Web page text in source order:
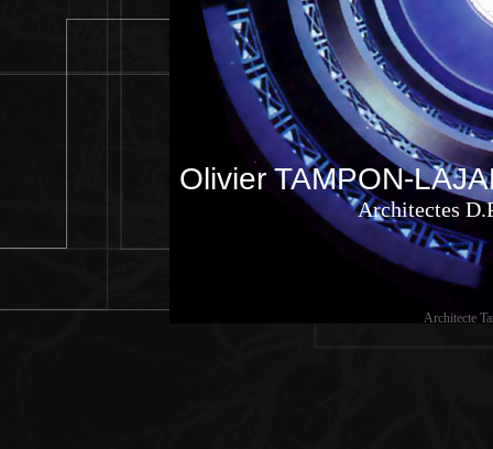
Olivier TAMPON-
Architectes
Architecte